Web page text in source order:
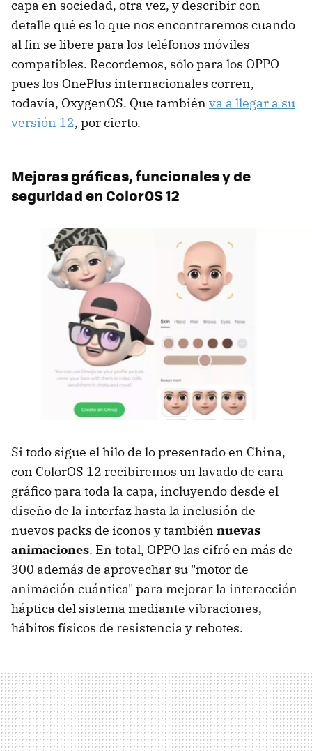
capa en sociedad, otra vez, y describir con
detalle qué es lo que nos encontraremos cuando
al fin se libere para los teléfonos móviles
compatibles. Recordemos, sólo para los OPPO
pues los OnePlus internacionales corren,
todavía, OxygenOS. Que también va a llegar a su
versión 12, por cierto.
Mejoras gráficas, funcionales y de
seguridad en ColorOS 12
Si todo sigue el hilo de lo presentado en China,
con ColorOS 12 recibiremos un lavado de cara
gráfico para toda la capa, incluyendo desde el
diseño de la interfaz hasta la inclusión de
nuevos packs de iconos y también nuevas
animaciones. En total, OPPO las cifró en más de
300 además de aprovechar su "motor de
animación cuántica" para mejorar la interacción
háptica del sistema mediante vibraciones,
hábitos físicos de resistencia y rebotes.